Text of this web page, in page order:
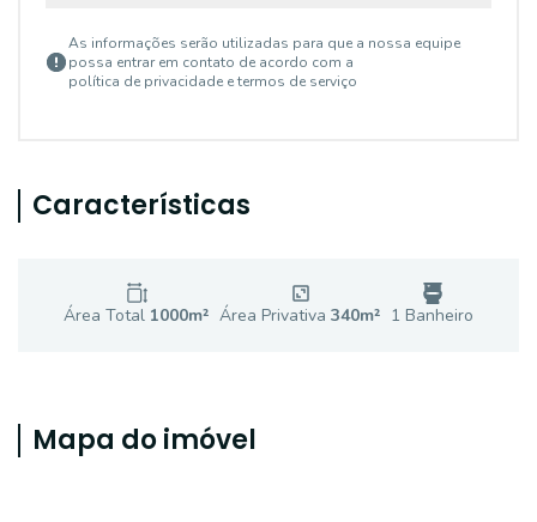
As informações serão utilizadas para que a nossa equipe
possa entrar em contato de acordo com a
política de privacidade e termos de serviço
Características
Área Total 1000m² Área Privativa 340m² 1 Banheiro
Mapa do imóvel